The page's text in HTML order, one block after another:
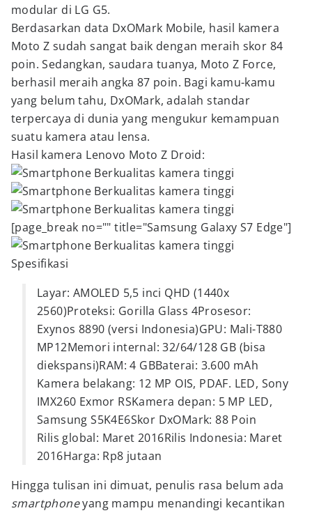
modular di LG G5.
Berdasarkan data DxOMark Mobile, hasil kamera
Moto Z sudah sangat baik dengan meraih skor 84
poin. Sedangkan, saudara tuanya, Moto Z Force,
berhasil meraih angka 87 poin. Bagi kamu-kamu
yang belum tahu, DxOMark, adalah standar
terpercaya di dunia yang mengukur kemampuan
suatu kamera atau lensa.
Hasil kamera Lenovo Moto Z Droid:
[page_break no="" title="Samsung Galaxy S7 Edge"]
Spesifikasi
Layar: AMOLED 5,5 inci QHD (1440x
2560)Proteksi: Gorilla Glass 4Prosesor:
Exynos 8890 (versi Indonesia)GPU: Mali-T880
MP12Memori internal: 32/64/128 GB (bisa
diekspansi)RAM: 4 GBBaterai: 3.600 mAh
Kamera belakang: 12 MP OIS, PDAF. LED, Sony
IMX260 Exmor RSKamera depan: 5 MP LED,
Samsung S5K4E6Skor DxOMark: 88 Poin
Rilis global: Maret 2016Rilis Indonesia: Maret
2016Harga: Rp8 jutaan
Hingga tulisan ini dimuat, penulis rasa belum ada
smartphoneyang mampu menandingi kecantikan